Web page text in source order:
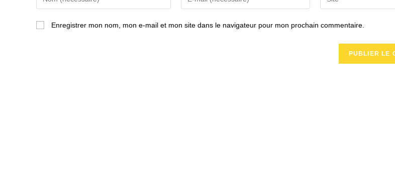
your
name
your
l’URL
(facultatif)
Enregistrer mon nom, mon e-mail et mon site dans le navigateur pour mon prochain commentaire.